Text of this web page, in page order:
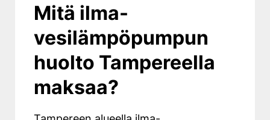
Mitä ilma-
vesilämpöpumpun
huolto Tampereella
maksaa?